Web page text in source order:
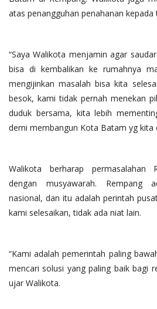
atas penangguhan penahanan
“Saya Walikota menjamin agar
bisa di kembalikan ke rumahnya
mengijinkan masalah bisa kita
besok, kami tidak pernah menekan
duduk bersama, kita lebih
demi membangun Kota Batam yg kita
Walikota berharap permasalahan
dengan musyawarah. Rempang
nasional, dan itu adalah perintah
kami selesaikan, tidak ada niat lain.
“Kami adalah pemerintah paling
mencari solusi yang paling baik bagi
ujar Walikota.